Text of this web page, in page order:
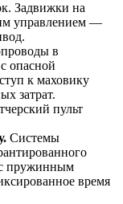
Задвижки на
управлением —
в
опасной
к маховику
затрат.
пульт
Системы
пружинным
время